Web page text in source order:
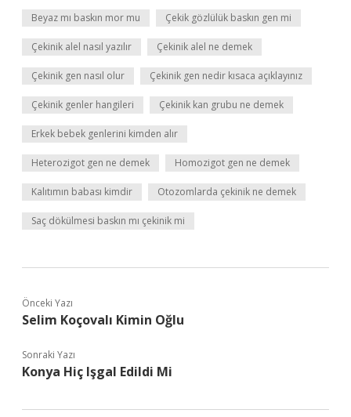
Beyaz mı baskın mor mu Çekik gözlülük baskın gen mi
Çekinik alel nasıl yazılır Çekinik alel ne demek
Çekinik gen nasıl olur Çekinik gen nedir kısaca açıklayınız
Çekinik genler hangileri Çekinik kan grubu ne demek
Erkek bebek genlerini kimden alır
Heterozigot gen ne demek Homozigot gen ne demek
Kalıtımın babası kimdir Otozomlarda çekinik ne demek
Saç dökülmesi baskın mı çekinik mi
Önceki Yazı
Selim Koçovalı Kimin Oğlu
Sonraki Yazı
Konya Hiç Işgal Edildi Mi